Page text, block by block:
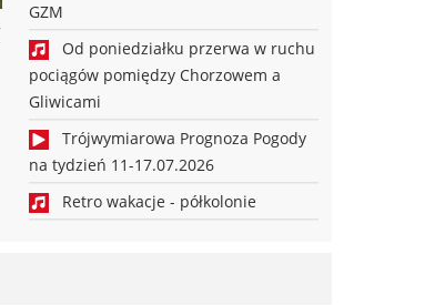
GZM
Od poniedziałku przerwa w ruchu
pociągów pomiędzy Chorzowem a
Gliwicami
Trójwymiarowa Prognoza Pogody
na tydzień 11-17.07.2026
Retro wakacje - półkolonie